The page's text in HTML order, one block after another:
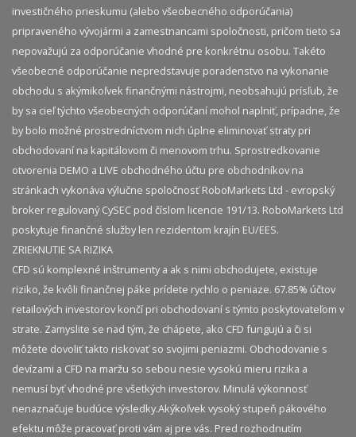
investičného prieskumu (alebo všeobecného odporúčania)
pripraveného vývojármi a zamestnancami spoločnosti, pričom tieto sa
nepovažujú za odporúčanie vhodné pre konkrétnu osobu. Takéto
všeobecné odporúčanie nepredstavuje poradenstvo na vykonanie
obchodu s akýmikoľvek finančnými nástrojmi, neobsahujú prísľub, že
by sa cieľ týchto všeobecných odporúčaní mohol naplniť, prípadne, že
by bolo možné prostredníctvom nich úplne eliminovať straty pri
obchodovaní na kapitálovom či menovom trhu. Sprostredkovanie
otvorenia DEMO a LIVE obchodného účtu pre obchodníkov na
stránkach vykonáva výlučne spoločnosť RoboMarkets Ltd - evropský
broker regulovaný CySEC pod číslom licencie 191/13. RoboMarkets Ltd
poskytuje finančné služby len rezidentom krajín EU/EES.
ZRIEKNUTIE SA RIZIKA
CFD sú komplexné inštrumenty a ak s nimi obchodujete, existuje
riziko, že kvôli finančnej páke prídete rychlo o peniaze. 67.85% účtov
retailových investorov končí pri obchodovaní s týmto poskytovateľom v
strate. Zamyslite se nad tým, že chápete, ako CFD fungujú a či si
môžete dovoliť takto riskovať so svojimi peniazmi. Obchodovanie s
devízami a CFD na maržu so sebou nesie vysokú mieru rizika a
nemusí byť vhodné pre všetkých investorov. Minulá výkonnosť
nenaznačuje budúce výsledky.​ Akýkoľvek vysoký stupeň pákového
efektu môže pracovať proti vám aj pre vás. Pred rozhodnutím